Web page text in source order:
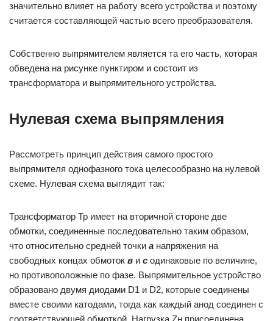
значительно влияет на работу всего устройства и поэтому
считается составляющей частью всего преобразователя.
Собственно выпрямителем является та его часть, которая
обведена на рисунке пунктиром и состоит из
трансформатора и выпрямительного устройства.
Нулевая схема выпрямления
Рассмотреть принцип действия самого простого
выпрямителя однофазного тока целесообразно на нулевой
схеме. Нулевая схема выглядит так:
Трансформатор Тр имеет на вторичной стороне две
обмотки, соединенные последовательно таким образом,
что относительно средней точки а напряжения на
свободных концах обмоток в и с одинаковые по величине,
но противоположные по фазе. Выпрямительное устройство
образовано двумя диодами D1 и D2, которые соединены
вместе своими катодами, тогда как каждый анод соединен с
соответствующей обмоткой. Нагрузка Zн присоединена